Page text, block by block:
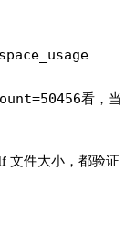
看，当
文件大小，都验证